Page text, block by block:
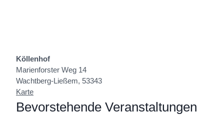
Köllenhof
Marienforster Weg 14
Wachtberg-Ließem, 53343
KarteK
l
Bevorstehende Veranstaltungen